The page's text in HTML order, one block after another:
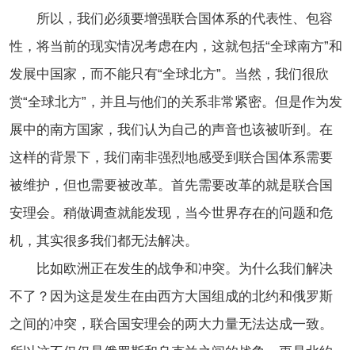
所以，我们必须要增强联合国体系的代表性、包容
性，将当前的现实情况考虑在内，这就包括“全球南方”和
发展中国家，而不能只有“全球北方”。当然，我们很欣
赏“全球北方”，并且与他们的关系非常紧密。但是作为发
展中的南方国家，我们认为自己的声音也该被听到。在
这样的背景下，我们南非强烈地感受到联合国体系需要
被维护，但也需要被改革。首先需要改革的就是联合国
安理会。稍做调查就能发现，当今世界存在的问题和危
机，其实很多我们都无法解决。
比如欧洲正在发生的战争和冲突。为什么我们解决
不了？因为这是发生在由西方大国组成的北约和俄罗斯
之间的冲突，联合国安理会的两大力量无法达成一致。